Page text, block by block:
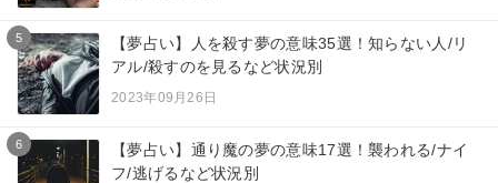
5
【夢占い】人を殺す夢の意味35選！知らない人/リ
アル/殺すのを見るなど状況別
2023年09月26日
6
【夢占い】通り魔の夢の意味17選！襲われる/ナイ
フ/逃げるなど状況別